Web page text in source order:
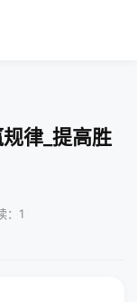
律_提高胜
：1